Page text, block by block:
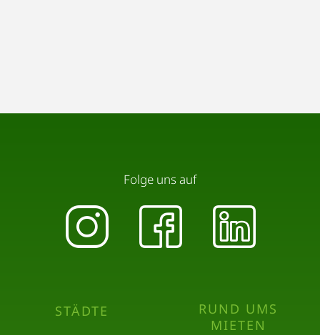
STÄDTE
RUND UMS
MIETEN
Folge uns auf